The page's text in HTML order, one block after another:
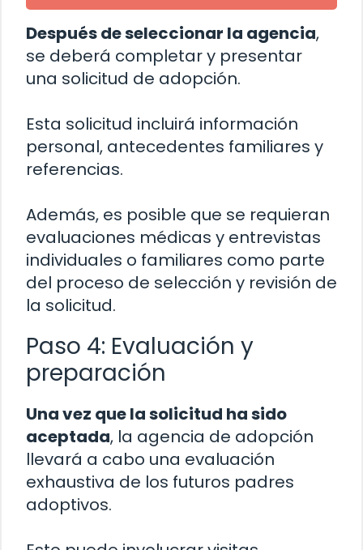
Después de seleccionar la agencia,
se deberá completar y presentar
una solicitud de adopción.
Esta solicitud incluirá información
personal, antecedentes familiares y
referencias.
Además, es posible que se requieran
evaluaciones médicas y entrevistas
individuales o familiares como parte
del proceso de selección y revisión de
la solicitud.
Paso 4: Evaluación y
preparación
Una vez que la solicitud ha sido
aceptada, la agencia de adopción
llevará a cabo una evaluación
exhaustiva de los futuros padres
adoptivos.